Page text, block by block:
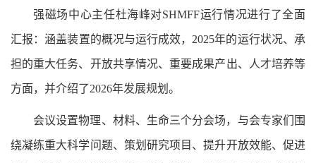
强磁场中心主任杜海峰对SHMFF运行情况进行了全面
汇报：涵盖装置的概况与运行成效，2025年的运行状况、承
担的重大任务、开放共享情况、重要成果产出、人才培养等
方面，并介绍了2026年发展规划。
会议设置物理、材料、生命三个分会场，与会专家们围
绕凝练重大科学问题、策划研究项目、提升开放效能、促进